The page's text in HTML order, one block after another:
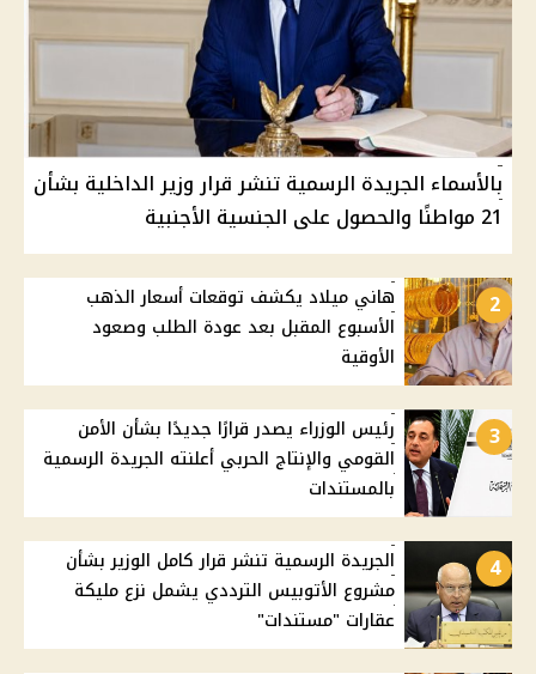
بالأسماء الجريدة الرسمية تنشر قرار وزير الداخلية بشأن
21 مواطنًا والحصول على الجنسية الأجنبية
2
هاني ميلاد يكشف توقعات أسعار الذهب
الأسبوع المقبل بعد عودة الطلب وصعود
الأوقية
3
رئيس الوزراء يصدر قرارًا جديدًا بشأن الأمن
القومي والإنتاج الحربي أعلنته الجريدة الرسمية
بالمستندات
4
الجريدة الرسمية تنشر قرار كامل الوزير بشأن
مشروع الأتوبيس الترددي يشمل نزع مليكة
عقارات "مستندات"